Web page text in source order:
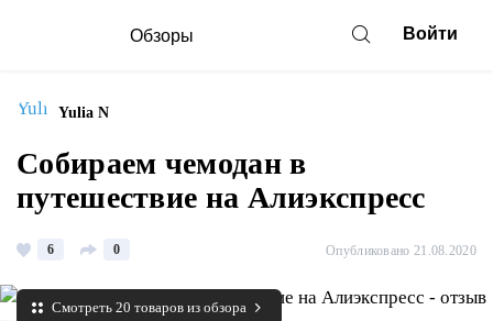
Обзоры Войти
Yulia N
Собираем чемодан в
путешествие на Алиэкспресс
6 0 Опубликовано 21.08.2020
Смотреть 20 товаров из обзора